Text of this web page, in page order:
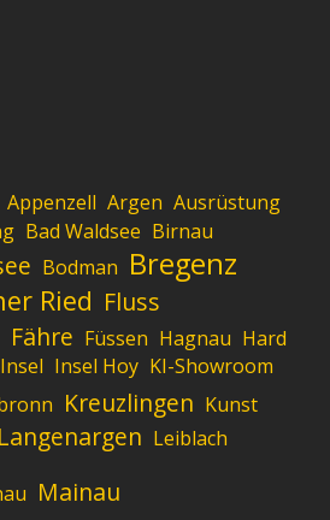
Appenzell Argen Ausrüstung
Bad Waldsee Birnau
Bodman Bregenz
Ried Fluss
Fähre Füssen Hagnau Hard
Insel Insel Hoy KI-Showroom
Kreuzlingen Kunst
Langenargen Leiblach
Mainau